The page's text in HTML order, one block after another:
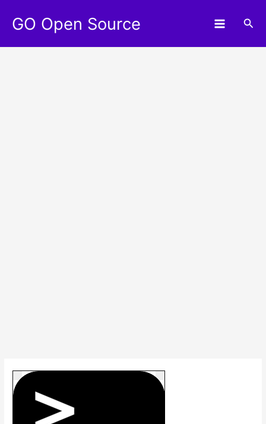
contenu
GO Open Source